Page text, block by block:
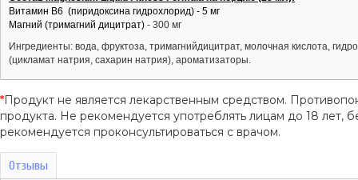
Витамин B6 (пиридоксина гидрохлорид) - 5 мг
Магний (тримагний дицитрат) - 300 мг
Ингредиенты: вода, фруктоза, тримагнийдицитрат, молочная кислота,
(цикламат натрия, сахарин натрия), ароматизаторы.
*Продукт не является лекарственным средством.
продукта. Не рекомендуется употреблять лицам до 18
рекомендуется проконсультироваться с врачом.
Отзывы